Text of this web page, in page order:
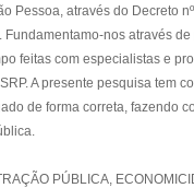
Pessoa, através do Decreto
Fundamentamo-nos através
feitas com especialistas e
A presente pesquisa tem
de forma correta, fazendo
PÚBLICA,